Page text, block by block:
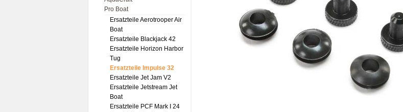
Pro Boat
Ersatzteile Aerotrooper Air
Boat
Ersatzteile Blackjack 42
Ersatzteile Horizon Harbor
Tug
Ersatzteile Impulse 32
Ersatzteile Jet Jam V2
Ersatzteile Jetstream Jet
Boat
Ersatzteile PCF Mark I 24